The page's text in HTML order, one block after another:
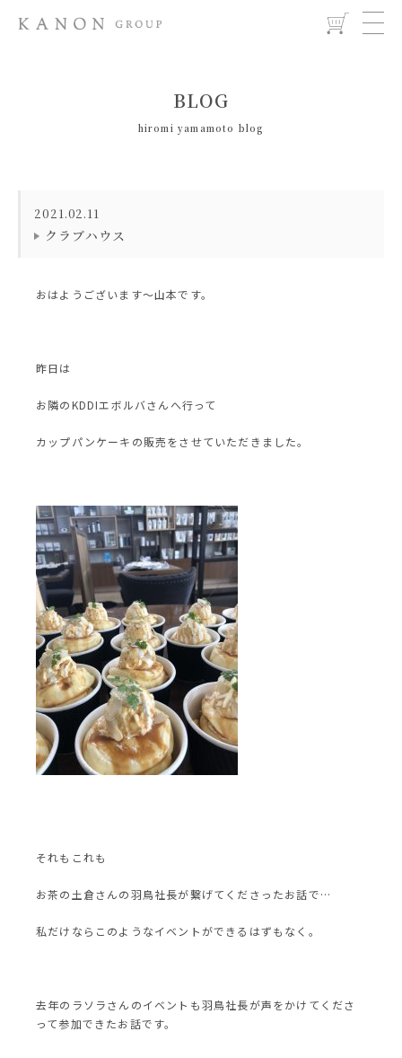
BLOG
hiromi yamamoto blog
2021.02.11
クラブハウス
おはようございます〜山本です。
昨日は
お隣のKDDIエボルバさんへ行って
カップパンケーキの販売をさせていただきました。
それもこれも
お茶の土倉さんの羽鳥社長が繋げてくださったお話で…
私だけならこのようなイベントができるはずもなく。
去年のラソラさんのイベントも羽鳥社長が声をかけてくださ
って参加できたお話です。